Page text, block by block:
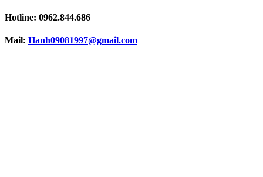
Hotline: 0962.844.686
Mail: Hanh09081997@gmail.com